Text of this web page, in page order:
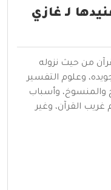
لـ غازي
من حيث نزوله
وعلوم التفسير
والمنسوخ، وأسباب
غريب القرآن، وغير